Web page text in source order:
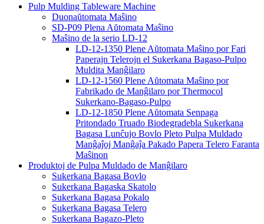
Pulp Mulding Tableware Machine
Duonaŭtomata Maŝino
SD-P09 Plena Aŭtomata Maŝino
Maŝino de la serio LD-12
LD-12-1350 Plene Aŭtomata Maŝino por Fari
Paperajn Telerojn el Sukerkana Bagaso-Pulpo
Muldita Manĝilaro
LD-12-1560 Plene Aŭtomata Maŝino por
Fabrikado de Manĝilaro por Thermocol
Sukerkano-Bagaso-Pulpo
LD-12-1850 Plene Aŭtomata Senpaga
Pritondado Truado Biodegradebla Sukerkana
Bagasa Lunĉujo Bovlo Pleto Pulpa Muldado
Manĝaĵoj Manĝaĵa Pakado Papera Telero Faranta
Maŝinon
Produktoj de Pulpa Muldado de Manĝilaro
Sukerkana Bagasa Bovlo
Sukerkana Bagaska Skatolo
Sukerkana Bagasa Pokalo
Sukerkana Bagasa Telero
Sukerkana Bagazo-Pleto